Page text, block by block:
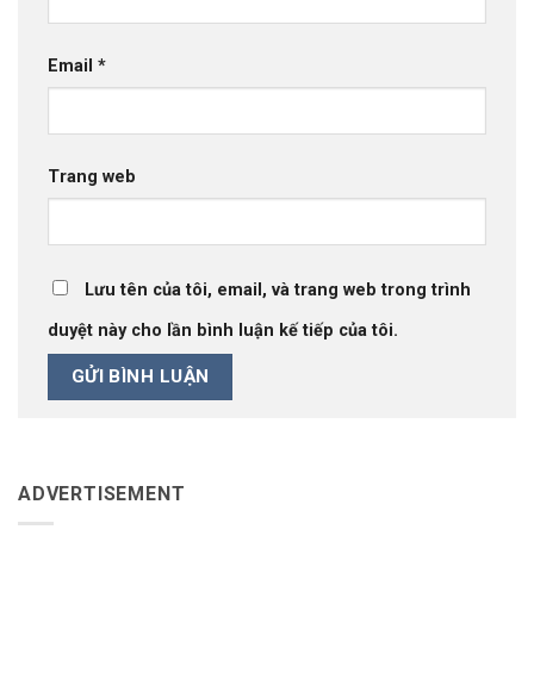
Email *
Trang web
Lưu tên của tôi, email, và trang web trong trình
duyệt này cho lần bình luận kế tiếp của tôi.
ADVERTISEMENT